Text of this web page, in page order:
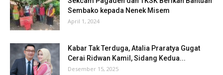
Sembako kepada Nenek Misem
April 1, 2024
Kabar Tak Terduga, Atalia Praratya Gugat
Cerai Ridwan Kamil, Sidang Kedua...
Desember 15, 2025